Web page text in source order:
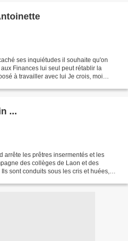
ses inquiétudes il souhaite qu'on
Finances lui seul peut rétablir la
à travailler avec lui Je crois, moi
...
arrête les prêtres insermentés et les
des collèges de Laon et des
sont conduits sous les cris et huées,